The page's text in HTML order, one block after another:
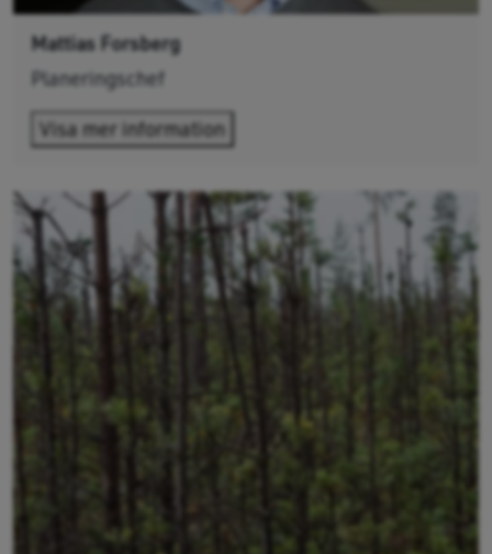
Mattias Forsberg
Planeringschef
Visa mer information